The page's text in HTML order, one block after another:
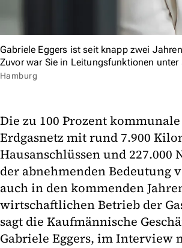
Gabriele Eggers ist seit knapp zwei
Zuvor war Sie in Leitungsfunktionen
Hamburg
Die zu 100 Prozent
Erdgasnetz mit rund 7.900
Hausanschlüssen und
der abnehmenden Bedeutung
auch in den kommenden
wirtschaftlichen Betrieb der
sagt die Kaufmännische
Gabriele Eggers, im Interview